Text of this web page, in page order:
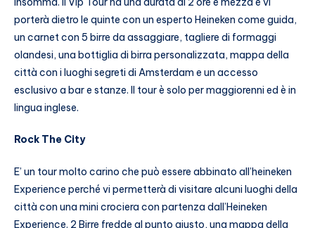
porterà dietro le quinte con un esperto Heineken come guida,
un carnet con 5 birre da assaggiare, tagliere di formaggi
olandesi, una bottiglia di birra personalizzata, mappa della
città con i luoghi segreti di Amsterdam e un accesso
esclusivo a bar e stanze. Il tour è solo per maggiorenni ed è in
lingua inglese.
Rock The City
E’ un tour molto carino che può essere abbinato all’heineken
Experience perché vi permetterà di visitare alcuni luoghi della
città con una mini crociera con partenza dall’Heineken
Experience. 2 Birre fredde al punto giusto, una mappa della